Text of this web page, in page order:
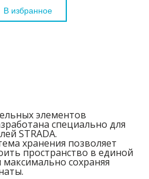
В избранное
элементов
специально для
STRADA.
хранения позволяет
пространство в единой
сохраняя